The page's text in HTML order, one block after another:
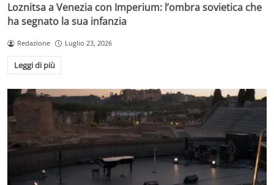
Loznitsa a Venezia con Imperium: l’ombra sovietica che
ha segnato la sua infanzia
Redazione Luglio 23, 2026
Leggi di più